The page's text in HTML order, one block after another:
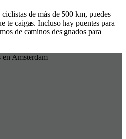
de más de 500 km, puedes
te caigas. Incluso hay puentes para
de caminos designados para